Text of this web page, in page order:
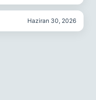
Haziran 30, 2026